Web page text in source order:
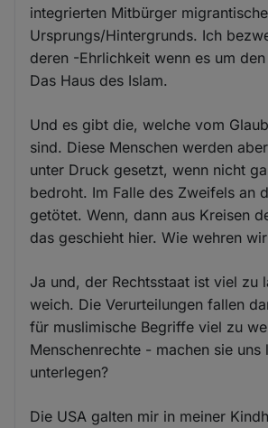
integrierten Mitbürger
Ursprungs/Hintergrunds. Ich
deren -Ehrlichkeit wenn es um
Das Haus des Islam.
Und es gibt die, welche vom
sind. Diese Menschen werden
unter Druck gesetzt, wenn nicht
bedroht. Im Falle des Zweifels an
getötet. Wenn, dann aus Kreisen
das geschieht hier. Wie wehren
Ja und, der Rechtsstaat ist viel zu
weich. Die Verurteilungen fallen
für muslimische Begriffe viel zu
Menschenrechte - machen sie uns
unterlegen?
Die USA galten mir in meiner